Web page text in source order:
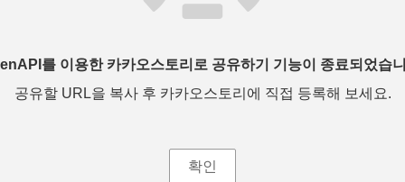
를 이용한 카카오스토리로 공유하기 기능이 종료되었습
공유할 URL을 복사 후 카카오스토리에 직접 등록해 보세요.
확인